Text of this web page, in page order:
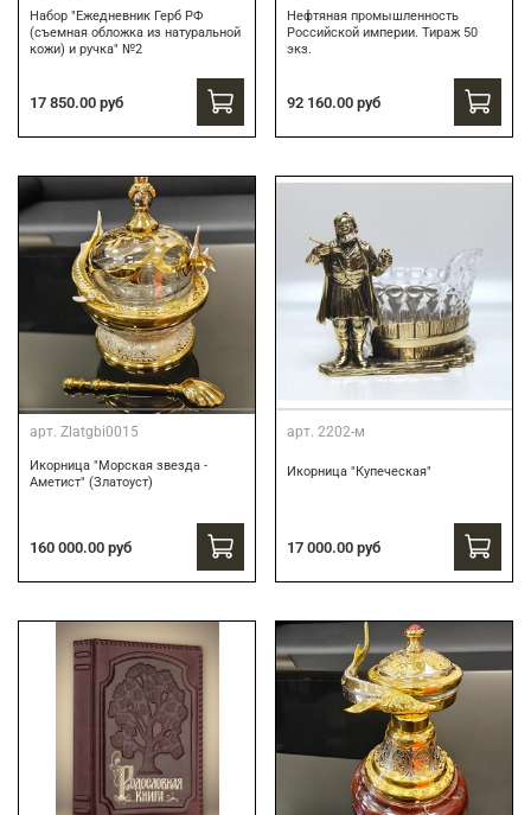
Набор "Ежедневник Герб РФ
(съемная обложка из натуральной
кожи) и ручка" №2
17 850.00 руб
Нефтяная промышленность
Российской империи. Тираж 50
экз.
92 160.00 руб
арт. Zlatgbi0015
Икорница "Морская звезда -
Аметист" (Златоуст)
160 000.00 руб
арт. 2202-м
Икорница "Купеческая"
17 000.00 руб